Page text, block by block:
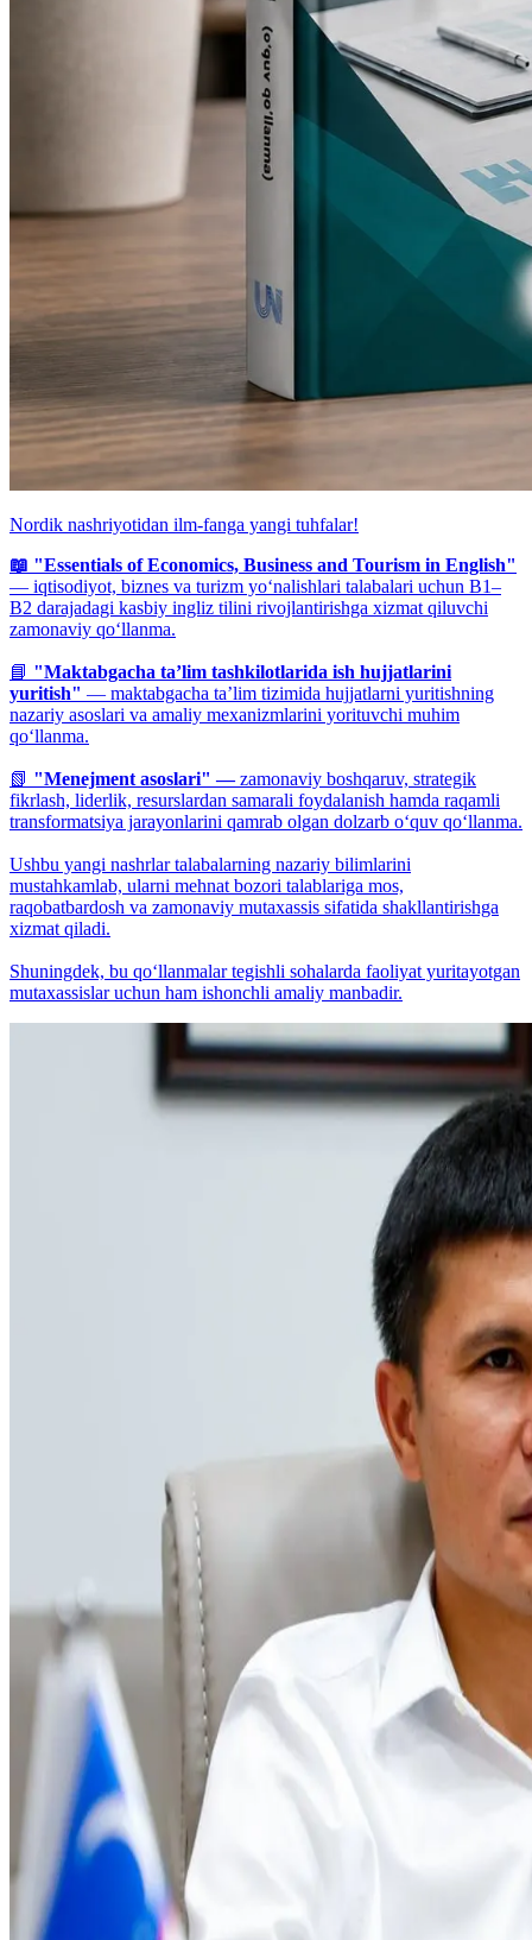
Nordik nashriyotidan ilm-fanga yangi tuhfalar!
📖 "Essentials of Economics, Business and Tourism in English"
— iqtisodiyot, biznes va turizm yo‘nalishlari talabalari uchun B1–
B2 darajadagi kasbiy ingliz tilini rivojlantirishga xizmat qiluvchi
zamonaviy qo‘llanma.
📘 "Maktabgacha ta’lim tashkilotlarida ish hujjatlarini
yuritish" — maktabgacha ta’lim tizimida hujjatlarni yuritishning
nazariy asoslari va amaliy mexanizmlarini yorituvchi muhim
qo‘llanma.
📗 "Menejment asoslari" —zamonaviy boshqaruv, strategik
fikrlash, liderlik, resurslardan samarali foydalanish hamda raqamli
transformatsiya jarayonlarini qamrab olgan dolzarb o‘quv qo‘llanma.
Ushbu yangi nashrlar talabalarning nazariy bilimlarini
mustahkamlab, ularni mehnat bozori talablariga mos,
raqobatbardosh va zamonaviy mutaxassis sifatida shakllantirishga
xizmat qiladi.
Shuningdek, bu qo‘llanmalar tegishli sohalarda faoliyat yuritayotgan
mutaxassislar uchun ham ishonchli amaliy manbadir.